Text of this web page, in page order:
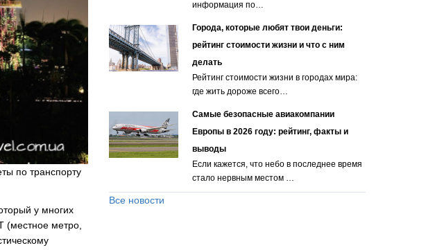
по транспорту
у многих
(местное метро,
информация по…
Города, которые любят твои деньги:
рейтинг стоимости жизни и что с ним
делать
Рейтинг стоимости жизни в городах мира:
где жить дороже всего…
Самые безопасные авиакомпании
Европы в 2026 году: рейтинг, факты и
выводы
Если кажется, что небо в последнее время
стало нервным местом …
Все новости